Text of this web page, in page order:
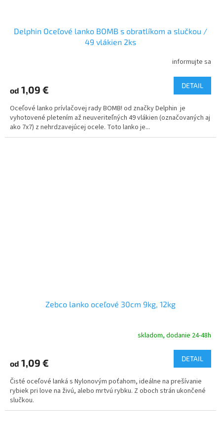
Delphin Oceľové lanko BOMB s obratlíkom a slučkou /
49 vlákien 2ks
informujte sa
od 1,09 € DETAIL
Oceľové lanko prívlačovej rady BOMB! od značky Delphin je
vyhotovené pletením až neuveriteľných 49 vlákien (označovaných aj
ako 7x7) z nehrdzavejúcej ocele. Toto lanko je...
Zebco lanko oceľové 30cm 9kg, 12kg
skladom, dodanie 24-48h
od 1,09 € DETAIL
Čisté oceľové lanká s Nylonovým poťahom, ideálne na prešívanie
rybiek pri love na živú, alebo mrtvú rybku. Z oboch strán ukončené
slučkou.